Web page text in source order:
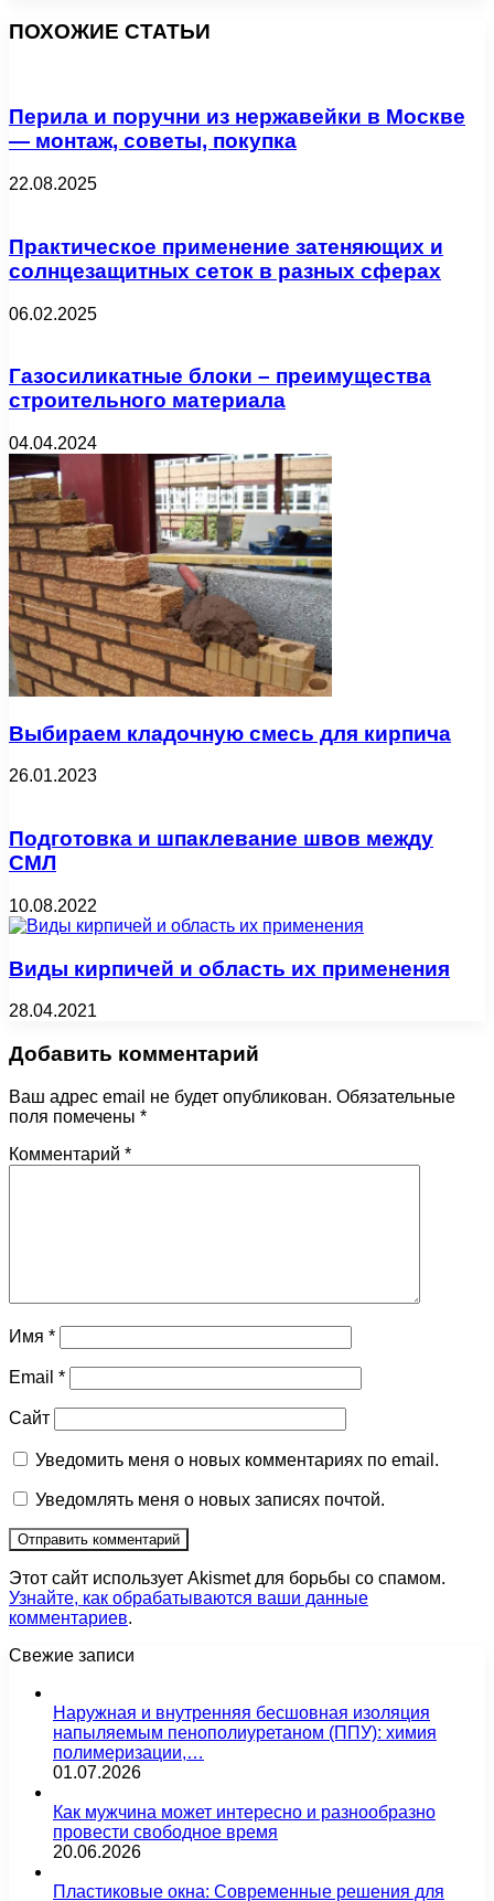
ПОХОЖИЕ СТАТЬИ
Перила и поручни из нержавейки в Москве
— монтаж, советы, покупка
22.08.2025
Практическое применение затеняющих и
солнцезащитных сеток в разных сферах
06.02.2025
Газосиликатные блоки – преимущества
строительного материала
04.04.2024
Выбираем кладочную смесь для кирпича
26.01.2023
Подготовка и шпаклевание швов между
СМЛ
10.08.2022
Виды кирпичей и область их применения
28.04.2021
Добавить комментарий
Ваш адрес email не будет опубликован. Обязательные
поля помечены *
Комментарий *
Имя *
Email *
Сайт
Уведомить меня о новых комментариях по email.
Уведомлять меня о новых записях почтой.
Этот сайт использует Akismet для борьбы со спамом.
Узнайте, как обрабатываются ваши данные
комментариев.
Свежие записи
Наружная и внутренняя бесшовная изоляция
напыляемым пенополиуретаном (ППУ): химия
полимеризации,…
01.07.2026
Как мужчина может интересно и разнообразно
провести свободное время
20.06.2026
Пластиковые окна: Современные решения для